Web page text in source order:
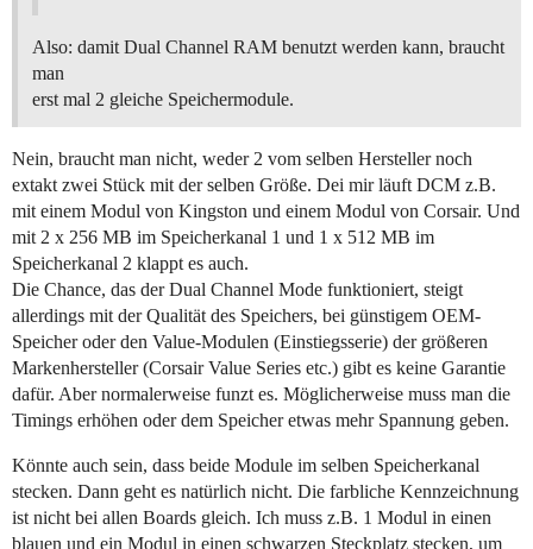
Also: damit Dual Channel RAM benutzt werden kann, braucht
man
erst mal 2 gleiche Speichermodule.
Nein, braucht man nicht, weder 2 vom selben Hersteller noch
extakt zwei Stück mit der selben Größe. Dei mir läuft DCM z.B.
mit einem Modul von Kingston und einem Modul von Corsair. Und
mit 2 x 256 MB im Speicherkanal 1 und 1 x 512 MB im
Speicherkanal 2 klappt es auch.
Die Chance, das der Dual Channel Mode funktioniert, steigt
allerdings mit der Qualität des Speichers, bei günstigem OEM-
Speicher oder den Value-Modulen (Einstiegsserie) der größeren
Markenhersteller (Corsair Value Series etc.) gibt es keine Garantie
dafür. Aber normalerweise funzt es. Möglicherweise muss man die
Timings erhöhen oder dem Speicher etwas mehr Spannung geben.
Könnte auch sein, dass beide Module im selben Speicherkanal
stecken. Dann geht es natürlich nicht. Die farbliche Kennzeichnung
ist nicht bei allen Boards gleich. Ich muss z.B. 1 Modul in einen
blauen und ein Modul in einen schwarzen Steckplatz stecken, um